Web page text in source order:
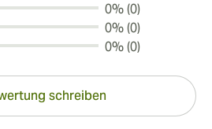
0% (0)
0% (0)
0% (0)
schreiben